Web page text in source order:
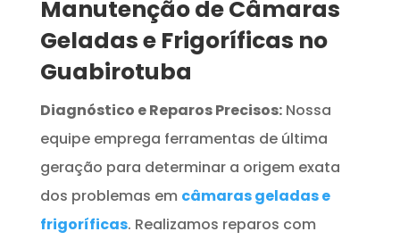
Manutenção de Câmaras
Geladas e Frigoríficas no
Guabirotuba
Diagnóstico e Reparos Precisos:Nossa
equipe emprega ferramentas de última
geração para determinar a origem exata
dos problemas em câmaras geladas e
frigoríficas. Realizamos reparos com